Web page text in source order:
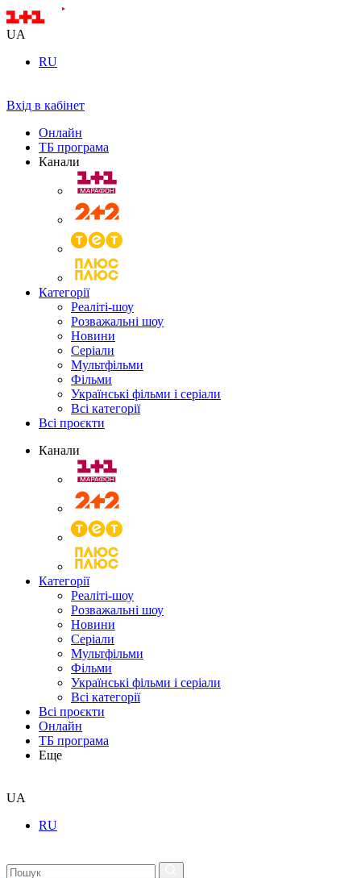
UA
RU
Вхід в кабінет
Онлайн
ТБ програма
Канали
Категорії
Реаліті-шоу
Розважальні шоу
Новини
Серіали
Мультфільми
Фільми
Українські фільми і серіали
Всі категорії
Всі проєкти
Канали
Категорії
Реаліті-шоу
Розважальні шоу
Новини
Серіали
Мультфільми
Фільми
Українські фільми і серіали
Всі категорії
Всі проєкти
Онлайн
ТБ програма
Еще
UA
RU